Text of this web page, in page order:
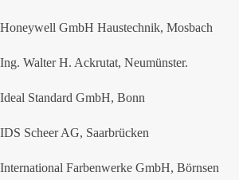
Honeywell GmbH Haustechnik, Mosbach
Ing. Walter H. Ackrutat, Neumünster.
Ideal Standard GmbH, Bonn
IDS Scheer AG, Saarbrücken
International Farbenwerke GmbH, Börnsen